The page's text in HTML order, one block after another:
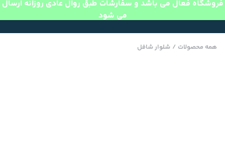
فروشگاه فعال می باشد و سفارشات طبق روال عادی روزانه ارسال
می شود
همه محصولات / شلوار شافل